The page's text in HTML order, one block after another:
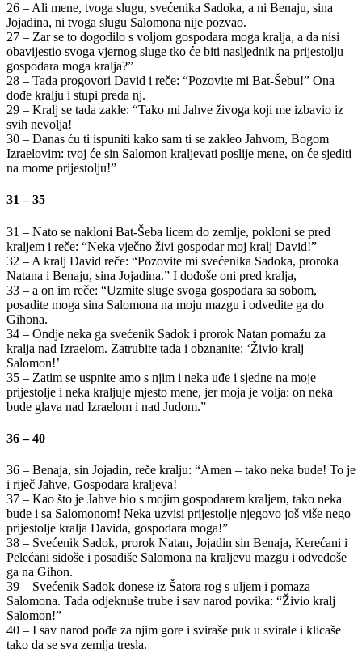
26 – Ali mene, tvoga slugu, svećenika Sadoka, a ni Benaju, sina
Jojadina, ni tvoga slugu Salomona nije pozvao.
27 – Zar se to dogodilo s voljom gospodara moga kralja, a da nisi
obavijestio svoga vjernog sluge tko će biti nasljednik na prijestolju
gospodara moga kralja?”
28 – Tada progovori David i reče: “Pozovite mi Bat-Šebu!” Ona
dođe kralju i stupi preda nj.
29 – Kralj se tada zakle: “Tako mi Jahve živoga koji me izbavio iz
svih nevolja!
30 – Danas ću ti ispuniti kako sam ti se zakleo Jahvom, Bogom
Izraelovim: tvoj će sin Salomon kraljevati poslije mene, on će sjediti
na mome prijestolju!”
31 – 35
31 – Nato se nakloni Bat-Šeba licem do zemlje, pokloni se pred
kraljem i reče: “Neka vječno živi gospodar moj kralj David!”
32 – A kralj David reče: “Pozovite mi svećenika Sadoka, proroka
Natana i Benaju, sina Jojadina.” I dođoše oni pred kralja,
33 – a on im reče: “Uzmite sluge svoga gospodara sa sobom,
posadite moga sina Salomona na moju mazgu i odvedite ga do
Gihona.
34 – Ondje neka ga svećenik Sadok i prorok Natan pomažu za
kralja nad Izraelom. Zatrubite tada i obznanite: ‘Živio kralj
Salomon!’
35 – Zatim se uspnite amo s njim i neka uđe i sjedne na moje
prijestolje i neka kraljuje mjesto mene, jer moja je volja: on neka
bude glava nad Izraelom i nad Judom.”
36 – 40
36 – Benaja, sin Jojadin, reče kralju: “Amen – tako neka bude! To je
i riječ Jahve, Gospodara kraljeva!
37 – Kao što je Jahve bio s mojim gospodarem kraljem, tako neka
bude i sa Salomonom! Neka uzvisi prijestolje njegovo još više nego
prijestolje kralja Davida, gospodara moga!”
38 – Svećenik Sadok, prorok Natan, Jojadin sin Benaja, Kerećani i
Pelećani siđoše i posadiše Salomona na kraljevu mazgu i odvedoše
ga na Gihon.
39 – Svećenik Sadok donese iz Šatora rog s uljem i pomaza
Salomona. Tada odjeknuše trube i sav narod povika: “Živio kralj
Salomon!”
40 – I sav narod pođe za njim gore i sviraše puk u svirale i klicaše
tako da se sva zemlja tresla.